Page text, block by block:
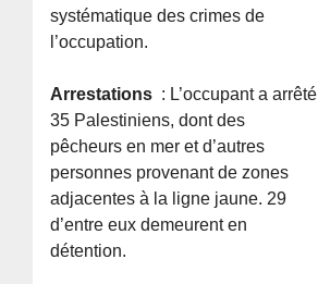
systématique des crimes de
l’occupation.
Arrestations : L’occupant a arrêté
35 Palestiniens, dont des
pêcheurs en mer et d’autres
personnes provenant de zones
adjacentes à la ligne jaune. 29
d’entre eux demeurent en
détention.